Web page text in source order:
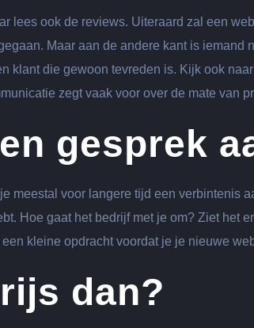
lees ook de reviews. Uiteraard zal een
Maar aan de andere kant is
klant die gewoon tevreden is. Kijk ook
zegt vaak voor over de mate van
gesprek
meestal voor langere tijd een verbintenis
Hoe gaat het bedrijf met je om? Ziet het
kleine opdracht voordat je je nieuwe
dan?